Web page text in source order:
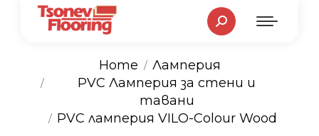
Search:
You are here:
Home
Ламперия
PVC Ламперия за стени и
тавани
PVC ламперия VILO-Colour Wood